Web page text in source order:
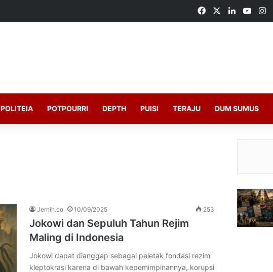
FacebookLinkedIn
POLITEIA POTPOURRI DEPTH PUISI TERAJU DUM SUMUS
Jernih.co 10/09/2025 253
Jokowi dan Sepuluh Tahun Rejim
Maling di Indonesia
Jokowi dapat dianggap sebagai peletak fondasi rezim
kleptokrasi karena di bawah kepemimpinannya, korupsi